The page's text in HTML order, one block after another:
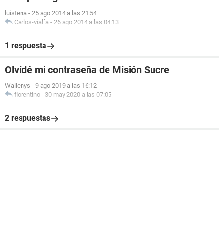
luistena - 25 ago 2014 a las 21:54
Carlos-vialfa - 26 ago 2014 a las 04:13
1 respuesta
Olvidé mi contraseña de Misión Sucre
Wallenys - 9 ago 2019 a las 16:12
florentino - 30 may 2020 a las 07:05
2 respuestas